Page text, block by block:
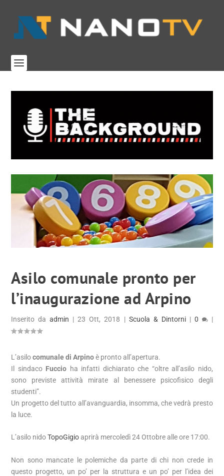
Asilo comunale pronto per
l’inaugurazione ad Arpino
Inserito daadmin |23 Ott, 2018 | Scuola & Dintorni| 0 |
L’asilocomunale di Arpinoè pronto all’apertura.
Il sindaco Fuccio ha infatti dichiarato che “oltre all’asilo nido,
sono previste attività mirate al benessere psicofisico degli
studenti”.
Un progetto del tutto all’avanguardia, insomma, che vedrà presto
la luce.
L’asilo nidoTopoGigioaprirà mercoledì 24 Ottobre alle ore 17:00.
Non sono mancate le polemiche da parte di chi non crede in
questo progetto, un po’ per la struttura e un po’ per l’idea dei